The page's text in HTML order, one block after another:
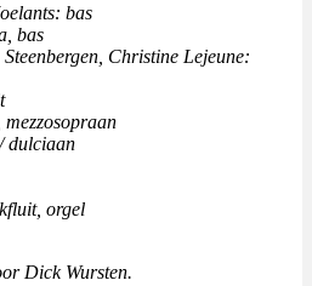
bas
bas
Christine Lejeune:
dulciaan
orgel
Dick Wursten.